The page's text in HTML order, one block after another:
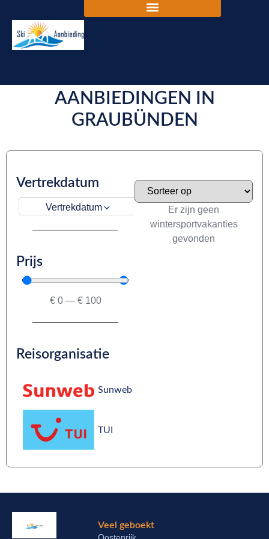
AANBIEDINGEN IN
GRAUBÜNDEN
Vertrekdatum
Vertrekdatum
Prijs
€ 0 — € 100
Reisorganisatie
Sunweb
TUI
Er zijn geen
wintersportvakanties
gevonden
Veel geboekt